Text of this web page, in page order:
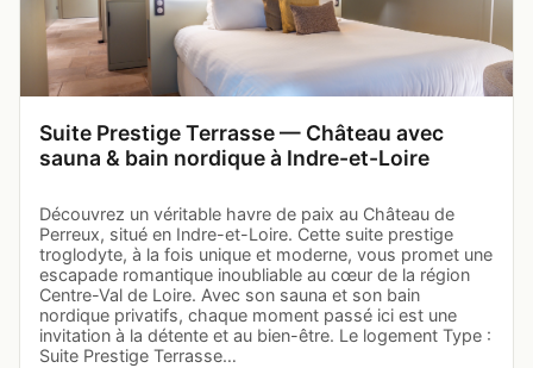
Suite Prestige Terrasse — Château avec
sauna & bain nordique à Indre-et-Loire
Découvrez un véritable havre de paix au Château de
Perreux, situé en Indre-et-Loire. Cette suite prestige
troglodyte, à la fois unique et moderne, vous promet une
escapade romantique inoubliable au cœur de la région
Centre-Val de Loire. Avec son sauna et son bain
nordique privatifs, chaque moment passé ici est une
invitation à la détente et au bien-être. Le logement Type :
Suite Prestige Terrasse…